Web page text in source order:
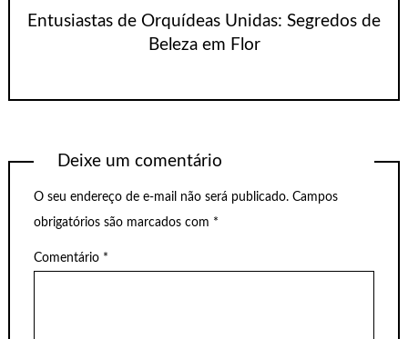
Entusiastas de Orquídeas Unidas: Segredos de
Beleza em Flor
Deixe um comentário
O seu endereço de e-mail não será publicado. Campos
obrigatórios são marcados com *
Comentário *